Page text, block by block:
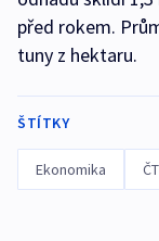
před rokem.
tuny z hektaru.
ŠTÍTKY
Ekonomika